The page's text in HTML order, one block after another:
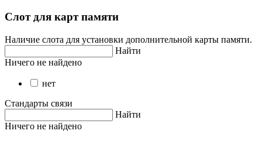
Слот для карт памяти
Наличие слота для установки дополнительной карты памяти.
Найти
Ничего не найдено
нет
Стандарты связи
Найти
Ничего не найдено